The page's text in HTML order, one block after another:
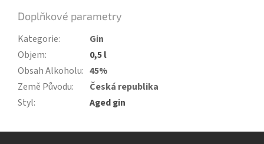
Doplňkové parametry
Kategorie:
Gin
Objem:
0,5 l
Obsah Alkoholu: 45%
Země Původu:
Česká republika
Styl: Aged gin